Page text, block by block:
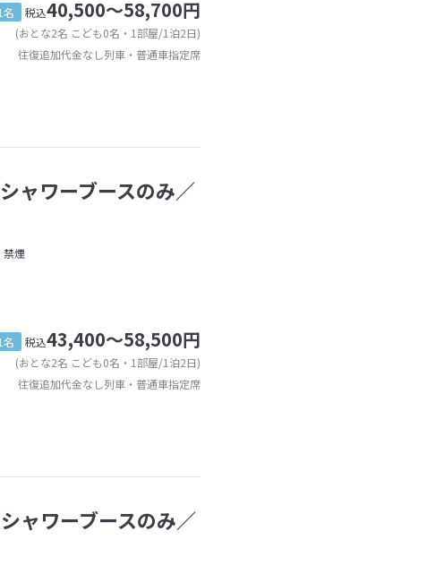
名 税込40,500～58,700円
(おとな2名 こども0名・1部屋/1泊2日)
往復追加代金なし列車・普通車指定席
ャワーブースのみ／
禁煙
名 税込43,400～58,500円
(おとな2名 こども0名・1部屋/1泊2日)
往復追加代金なし列車・普通車指定席
ャワーブースのみ／